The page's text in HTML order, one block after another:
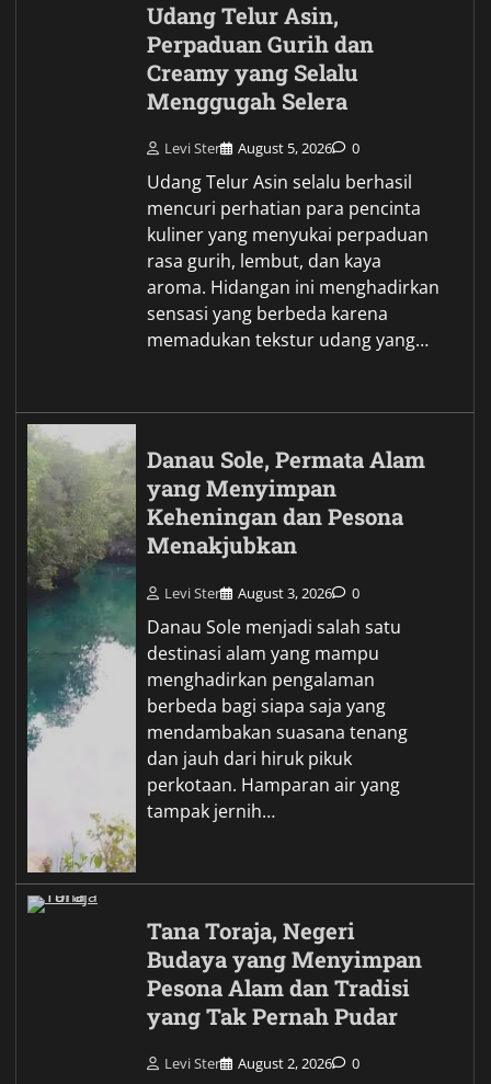
Udang Telur Asin,
Perpaduan Gurih dan
Creamy yang Selalu
Menggugah Selera
Levi Ster August 5, 2026 0
Udang Telur Asin selalu berhasil
mencuri perhatian para pencinta
kuliner yang menyukai perpaduan
rasa gurih, lembut, dan kaya
aroma. Hidangan ini menghadirkan
sensasi yang berbeda karena
memadukan tekstur udang yang…
Danau Sole, Permata Alam
yang Menyimpan
Keheningan dan Pesona
Menakjubkan
Levi Ster August 3, 2026 0
Danau Sole menjadi salah satu
destinasi alam yang mampu
menghadirkan pengalaman
berbeda bagi siapa saja yang
mendambakan suasana tenang
dan jauh dari hiruk pikuk
perkotaan. Hamparan air yang
tampak jernih…
Tana Toraja, Negeri
Budaya yang Menyimpan
Pesona Alam dan Tradisi
yang Tak Pernah Pudar
Levi Ster August 2, 2026 0